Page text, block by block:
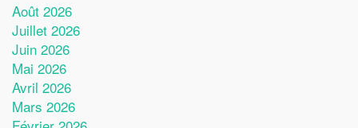
Août 2026
Juillet 2026
Juin 2026
Mai 2026
Avril 2026
Mars 2026